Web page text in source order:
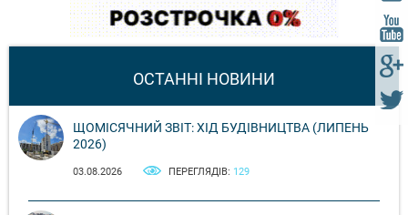
ОСТАННІ НОВИНИ
ЩОМІСЯЧНИЙ ЗВІТ: ХІД БУДІВНИЦТВА (ЛИПЕНЬ
2026)
03.08.2026 ПЕРЕГЛЯДІВ: 129